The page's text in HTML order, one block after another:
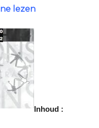
lezen
Inhoud :